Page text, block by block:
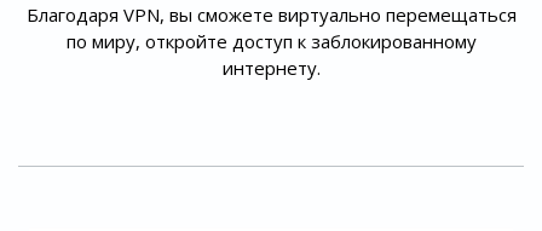
Благодаря VPN, вы сможете виртуально перемещаться
по миру, откройте доступ к заблокированному
интернету.